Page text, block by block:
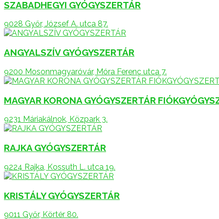
SZABADHEGYI GYÓGYSZERTÁR
9028 Győr, József A. utca 87.
ANGYALSZÍV GYÓGYSZERTÁR
9200 Mosonmagyaróvár, Móra Ferenc utca 7.
MAGYAR KORONA GYÓGYSZERTÁR
9231 Máriakálnok, Közpark 3.
RAJKA GYÓGYSZERTÁR
9224 Rajka, Kossuth L. utca 19.
KRISTÁLY GYÓGYSZERTÁR
9011 Győr, Körtér 80.